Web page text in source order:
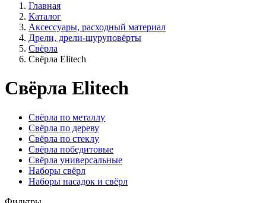
Главная
Каталог
Аксессуары, расходный материал
Дрели, дрели-шуруповёрты
Свёрла
Свёрла Elitech
Свёрла Elitech
Свёрла по металлу
Свёрла по дереву
Свёрла по стеклу
Свёрла победитовые
Свёрла универсальные
Наборы свёрл
Наборы насадок и свёрл